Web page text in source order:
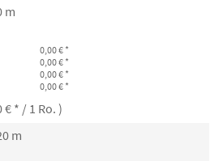
m
0,00 € *
0,00 € *
0,00 € *
0,00 € *
* / 1 Ro. )
m